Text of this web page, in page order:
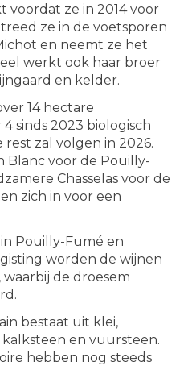
ze in 2014 voor
ze in de voetsporen
en neemt ze het
werkt ook haar broer
en kelder.
14 hectare
sinds 2023 biologisch
zal volgen in 2026.
Blanc voor de Pouilly-
Chasselas voor de
zich in voor een
Pouilly-Fumé en
worden de wijnen
de droesem
bestaat uit klei,
en vuursteen.
hebben nog steeds